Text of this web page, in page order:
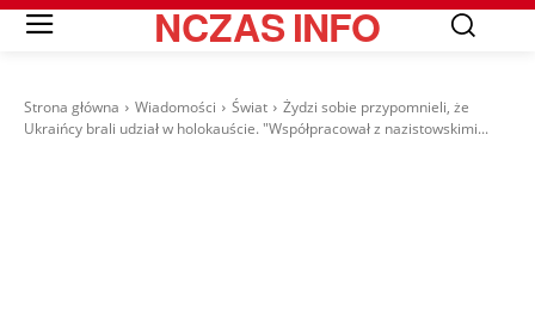
NCZASINFO
Strona główna Wiadomości Świat
Żydzi sobie przypomnieli, że
Ukraińcy brali udział w holokauście. "Współpracował z nazistowskimi...